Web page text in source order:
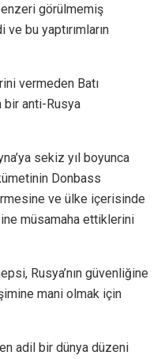
görülmemiş
ve bu yaptırımların
vermeden Batı
bir anti-Rusya
sekiz yıl boyunca
Donbass
ve ülke içerisinde
müsamaha ettiklerini
Rusya’nın güvenliğine
mani olmak için
adil bir dünya düzeni